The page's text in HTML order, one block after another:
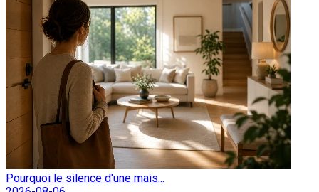
Pourquoi le silence d'une mais...